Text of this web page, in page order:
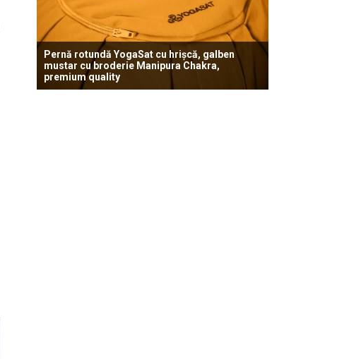
Pernă rotundă YogaSat cu hrișcă, galben
mustar cu broderie Manipura Chakra,
premium quality